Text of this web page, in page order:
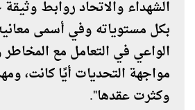
الشهداء والاتحاد روابط
بكل مستوياته وفي أسمى
الواعي في التعامل مع
مواجهة التحديات أيًا كانت،
وكثرت عقدها".